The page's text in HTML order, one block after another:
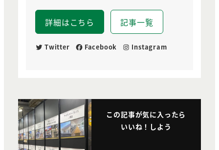
詳細はこちら 記事一覧
Twitter Facebook Instagram
この記事が気に入ったら
いいね！しよう